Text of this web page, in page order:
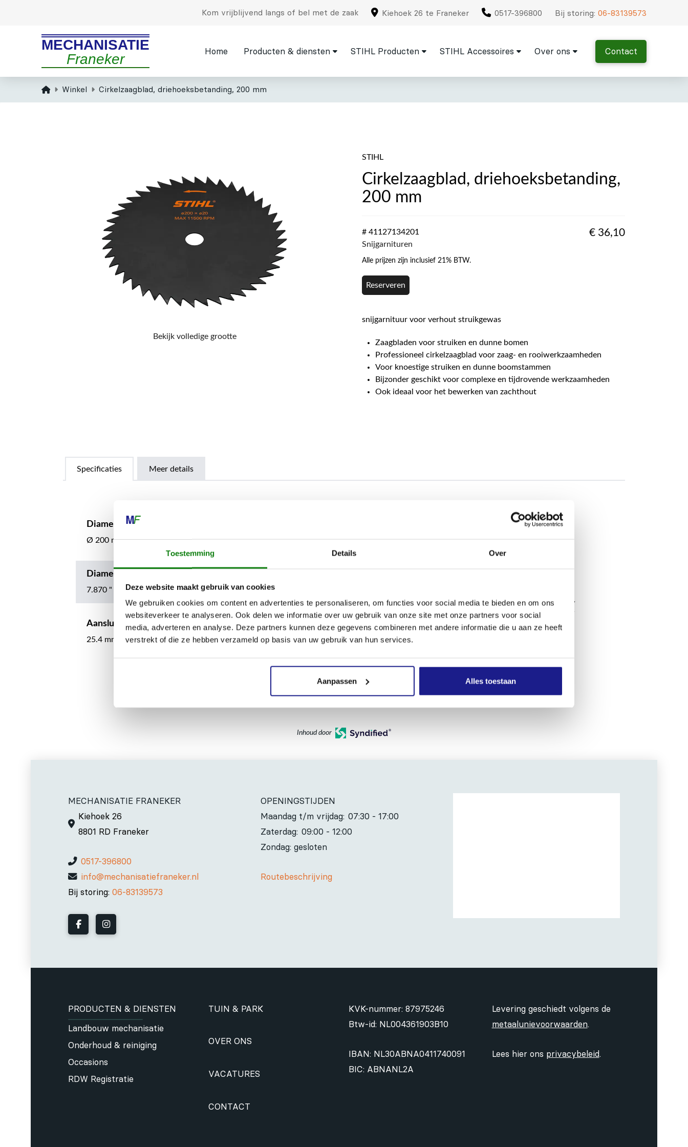
Toestemming Details Over
Deze website maakt gebruik van cookies
We gebruiken cookies om content en advertenties te personaliseren, om functies voor social media te bieden en om ons
websiteverkeer te analyseren. Ook delen we informatie over uw gebruik van onze site met onze partners voor social
media, adverteren en analyse. Deze partners kunnen deze gegevens combineren met andere informatie die u aan ze heeft
verstrekt of die ze hebben verzameld op basis van uw gebruik van hun services.
Aanpassen Alles toestaan
Kom vrijblijvend langs of bel met de zaak Kiehoek 26 te Franeker 0517-396800 Bij storing:06-83139573
MECHANISATIE
Franeker
Home Producten & diensten STIHL Producten STIHL Accessoires Over ons Contact
HomeWinkel Cirkelzaagblad, driehoeksbetanding, 200 mm
Bekijk volledige grootte
STIHL
Cirkelzaagblad, driehoeksbetanding,
200 mm
# 41127134201
Snijgarnituren
€ 36,10
Alle prijzen zijn inclusief 21% BTW.
Reserveren
snijgarnituur voor verhout struikgewas
Zaagbladen voor struiken en dunne bomen
Professioneel cirkelzaagblad voor zaag- en rooiwerkzaamheden
Voor knoestige struiken en dunne boomstammen
Bijzonder geschikt voor complexe en tijdrovende werkzaamheden
Ook ideaal voor het bewerken van zachthout
Specificaties Meer details
Diameter metalen gereedschap
Ø 200 mm
Diameter metalen gereedschap
7.870 "
Aansluiting
25.4 mm
Inhoud door
MECHANISATIE FRANEKER
Kiehoek 26
8801 RD Franeker
0517-396800
info@mechanisatiefraneker.nl
Bij storing:06-83139573
OPENINGSTIJDEN
Maandag t/m vrijdag: 07:30 - 17:00
Zaterdag: 09:00 - 12:00
Zondag: gesloten
Routebeschrijving
PRODUCTEN & DIENSTEN
Landbouw mechanisatie
Onderhoud & reiniging
Occasions
RDW Registratie
TUIN & PARK
OVER ONS
VACATURES
CONTACT
KVK-nummer: 87975246
Btw-id: NL004361903B10
IBAN: NL30ABNA0411740091
BIC: ABNANL2A
Levering geschiedt volgens de
metaalunievoorwaarden.
Lees hier ons privacybeleid.